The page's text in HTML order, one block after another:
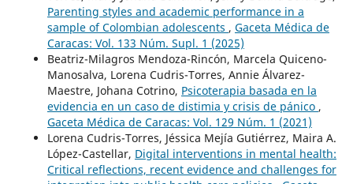
Parenting styles and academic performance in a
sample of Colombian adolescents , Gaceta Médica de
Caracas: Vol. 133 Núm. Supl. 1 (2025)
Beatriz-Milagros Mendoza-Rincón, Marcela Quiceno-
Manosalva, Lorena Cudris-Torres, Annie Álvarez-
Maestre, Johana Cotrino, Psicoterapia basada en la
evidencia en un caso de distimia y crisis de pánico ,
Gaceta Médica de Caracas: Vol. 129 Núm. 1 (2021)
Lorena Cudris-Torres, Jéssica Mejía Gutiérrez, Maira A.
López-Castellar, Digital interventions in mental health:
Critical reflections, recent evidence and challenges for